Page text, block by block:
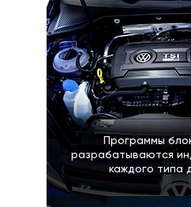
Программы
разрабатываются
каждого типа